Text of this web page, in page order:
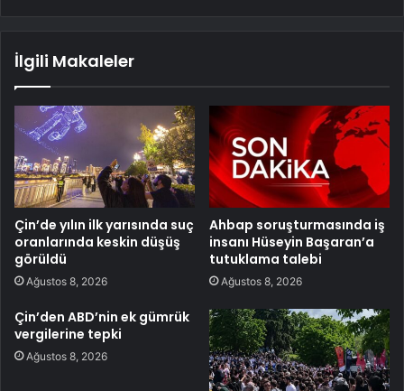
İlgili Makaleler
Çin’de yılın ilk yarısında suç
oranlarında keskin düşüş
görüldü
Ağustos 8, 2026
Ahbap soruşturmasında iş
insanı Hüseyin Başaran’a
tutuklama talebi
Ağustos 8, 2026
Çin’den ABD’nin ek gümrük
vergilerine tepki
Ağustos 8, 2026